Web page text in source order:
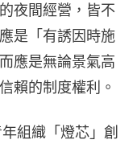
夜間經營，皆不
是「有誘因時施
應是無論景氣高
賴的制度權利。
組織「燈芯」創